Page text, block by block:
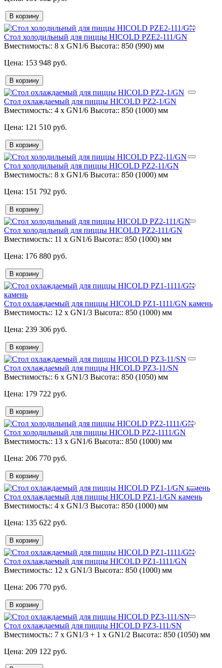
В корзину
Стол холодильный для пиццы HICOLD PZE2-111/GN
Вместимость:: 8 x GN1/6 Высота:: 850 (990) мм
153 948 руб.
В корзину
Стол охлаждаемый для пиццы HICOLD PZ2-1/GN
Вместимость:: 4 x GN1/6 Высота:: 850 (1000) мм
121 510 руб.
В корзину
Стол холодильный для пиццы HICOLD PZ2-11/GN
Вместимость:: 8 x GN1/6 Высота:: 850 (1000) мм
151 792 руб.
В корзину
Стол холодильный для пиццы HICOLD PZ2-111/GN
Вместимость:: 11 x GN1/6 Высота:: 850 (1000) мм
176 880 руб.
В корзину
Стол охлаждаемый для пиццы HICOLD PZ1-1111/GN камень
Вместимость:: 12 x GN1/3 Высота:: 850 (1000) мм
239 306 руб.
В корзину
Стол охлаждаемый для пиццы HICOLD PZ3-11/SN
Вместимость:: 6 x GN1/3 Высота:: 850 (1050) мм
179 722 руб.
В корзину
Стол холодильный для пиццы HICOLD PZ2-1111/GN
Вместимость:: 13 x GN1/6 Высота:: 850 (1000) мм
206 770 руб.
В корзину
Стол охлаждаемый для пиццы HICOLD PZ1-1/GN камень
Вместимость:: 4 x GN1/3 Высота:: 850 (1000) мм
135 622 руб.
В корзину
Стол охлаждаемый для пиццы HICOLD PZ1-1111/GN
Вместимость:: 12 x GN1/3 Высота:: 850 (1000) мм
206 770 руб.
В корзину
Стол охлаждаемый для пиццы HICOLD PZ3-111/SN
Вместимость:: 7 x GN1/3 + 1 x GN1/2 Высота:: 850 (1050) мм
209 122 руб.